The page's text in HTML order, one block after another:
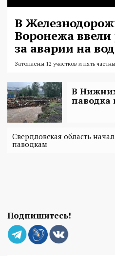
В
Воронежа
за аварии на
Затоплены 12 участков и пять
В
паводка
Свердловская область
паводкам
Подпишитесь!